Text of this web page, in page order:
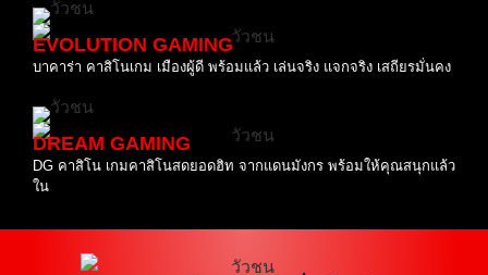
EVOLUTION GAMING
บาคาร่า คาสิโนเกม เมืองผู้ดี พร้อมแล้ว เล่นจริง แจกจริง เสถียรมั่นคง
DREAM GAMING
DG คาสิโน เกมคาสิโนสดยอดฮิท จากแดนมังกร พร้อมให้คุณสนุกแล้ว
ใน